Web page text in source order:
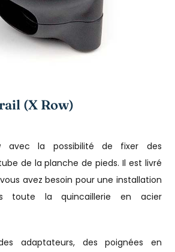
(X Row)
avec la possibilité de fixer des
de la planche de pieds. Il est livré
avez besoin pour une installation
toute la quincaillerie en acier
adaptateurs, des poignées en